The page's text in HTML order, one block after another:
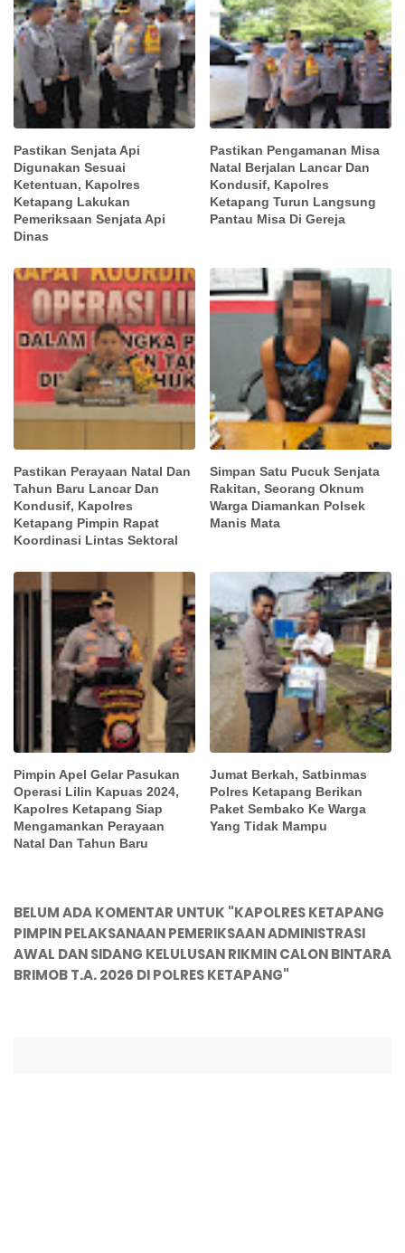
Pastikan Senjata Api
Digunakan Sesuai
Ketentuan, Kapolres
Ketapang Lakukan
Pemeriksaan Senjata Api
Dinas
Pastikan Pengamanan Misa
Natal Berjalan Lancar Dan
Kondusif, Kapolres
Ketapang Turun Langsung
Pantau Misa Di Gereja
Pastikan Perayaan Natal Dan
Tahun Baru Lancar Dan
Kondusif, Kapolres
Ketapang Pimpin Rapat
Koordinasi Lintas Sektoral
Simpan Satu Pucuk Senjata
Rakitan, Seorang Oknum
Warga Diamankan Polsek
Manis Mata
Pimpin Apel Gelar Pasukan
Operasi Lilin Kapuas 2024,
Kapolres Ketapang Siap
Mengamankan Perayaan
Natal Dan Tahun Baru
Jumat Berkah, Satbinmas
Polres Ketapang Berikan
Paket Sembako Ke Warga
Yang Tidak Mampu
BELUM ADA KOMENTAR UNTUK "KAPOLRES KETAPANG
PIMPIN PELAKSANAAN PEMERIKSAAN ADMINISTRASI
AWAL DAN SIDANG KELULUSAN RIKMIN CALON BINTARA
BRIMOB T.A. 2026 DI POLRES KETAPANG"